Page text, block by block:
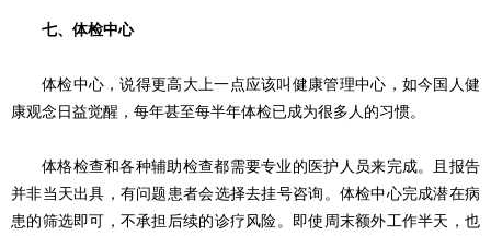
七、体检中心
体检中心，说得更高大上一点应该叫健康管理中心，如今国人健
康观念日益觉醒，每年甚至每半年体检已成为很多人的习惯。
体格检查和各种辅助检查都需要专业的医护人员来完成。且报告
并非当天出具，有问题患者会选择去挂号咨询。体检中心完成潜在病
患的筛选即可，不承担后续的诊疗风险。即使周末额外工作半天，也